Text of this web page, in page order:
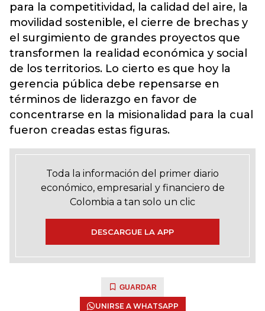
para la competitividad, la calidad del aire, la
movilidad sostenible, el cierre de brechas y
el surgimiento de grandes proyectos que
transformen la realidad económica y social
de los territorios. Lo cierto es que hoy la
gerencia pública debe repensarse en
términos de liderazgo en favor de
concentrarse en la misionalidad para la cual
fueron creadas estas figuras.
Toda la información del primer diario
económico, empresarial y financiero de
Colombia a tan solo un clic
DESCARGUE LA APP
GUARDAR
UNIRSE A WHATSAPP